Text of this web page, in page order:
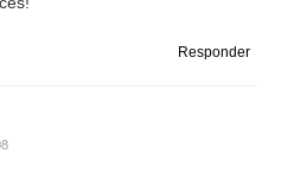
Responder